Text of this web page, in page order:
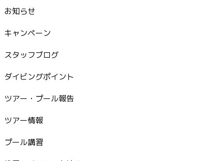
お知らせ
キャンペーン
スタッフブログ
ダイビングポイント
ツアー・プール報告
ツアー情報
プール講習